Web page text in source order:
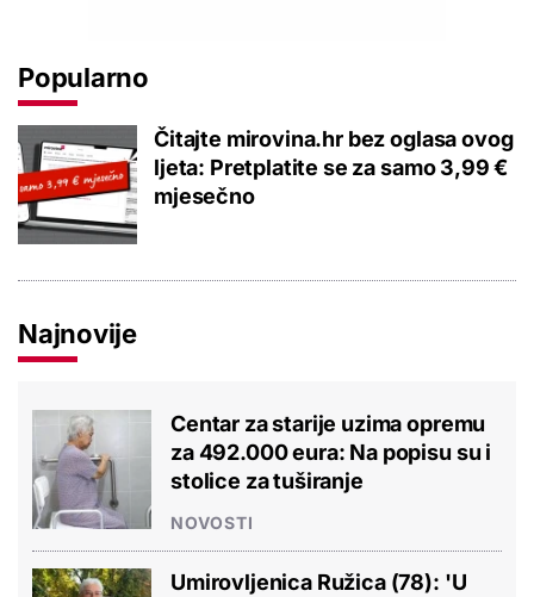
Popularno
Čitajte mirovina.hr bez oglasa ovog
ljeta: Pretplatite se za samo 3,99 €
mjesečno
Najnovije
Centar za starije uzima opremu
za 492.000 eura: Na popisu su i
stolice za tuširanje
NOVOSTI
Umirovljenica Ružica (78): 'U